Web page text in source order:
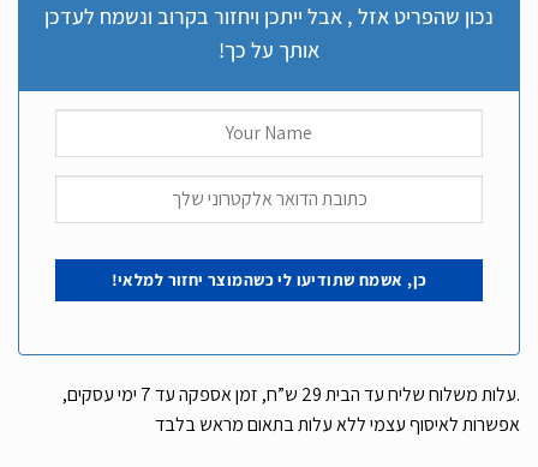
נכון שהפריט אזל , אבל ייתכן ויחזור בקרוב ונשמח לעדכן
אותך על כך!
.עלות משלוח שליח עד הבית 29 ש”ח, זמן אספקה עד 7 ימי עסקים,
אפשרות לאיסוף עצמי ללא עלות בתאום מראש בלבד